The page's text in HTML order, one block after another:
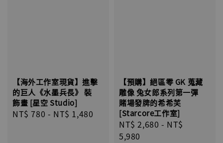
【海外工作室現貨】進擊
的巨人《水墨兵長》 裝
飾畫 [星空 Studio]
Regular
NT$ 780 - NT$ 1,480
【預購】絕區零 GK 蒐藏
雕像 兔女郎系列第一彈
賭場發牌的希希芙
[Starcore工作室]
Regular
price
NT$ 2,680 - NT$
5,980